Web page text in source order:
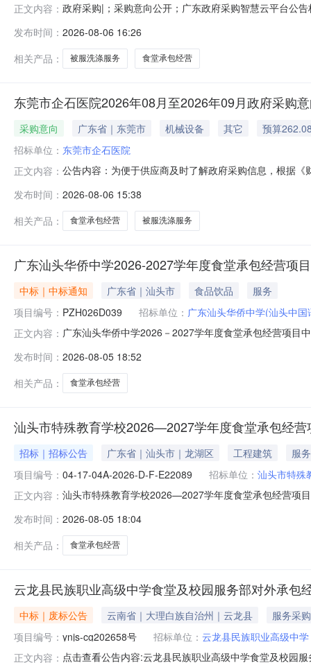
正文内容： 政府采购|；采购意向公开；广东政府采购智慧云平台公
定，现将本单位2026年08月至2026年09月采购意向公
发布时间： 2026-08-06 16:26
相关产品：
被服洗涤服务 食堂承包经营
东莞市企石医院2026年08月至2026年09月政府采购
采购意向 广东省｜东莞市 机械设备 其它
预算
招标单位： 东莞市企石医院
正文内容： 公告内容：为便于供应商及时了解政府采购信息，根据
标：承接食堂的承包经营业务需满足的要求：具备相关
功能或目
发布时间： 2026-08-06 15:38
相关产品：
食堂承包经营 被服洗涤服务
广东汕头华侨中学2026-2027学年度食堂承包经营项
中标｜中标通知 广东省｜汕头市 食品饮品
服务
项目编号： PZH026D039 招标单位： 广东汕头华侨中学(汕头中
正文内容： 广东汕头华侨中学2026－2027学年度食堂承包经营项目
作日的网上公示，在没有收到异议后确认第一中标候选
头华侨中学食堂早餐
发布时间： 2026-08-05 18:52
相关产品：
食堂承包经营
汕头市特殊教育学校2026—2027学年度食堂承包经营
招标｜招标公告 广东省｜汕头市｜龙湖区 工程建筑
服务
项目编号： 04-17-04A-2026-D-F-E22089 招标单位： 汕头市特殊
正文内容： 汕头市特殊教育学校2026—2027学年度食堂承包经营项
（详见第二部分用户需求书）。4.服务期限：经营期限1
发布时间： 2026-08-05 18:04
相关产品：
食堂承包经营
云龙县民族职业高级中学食堂及校园服务部对外承包
中标｜废标公告 云南省｜大理白族自治州｜云龙县
服务采购
项目编号： ynjs-cg202658号 招标单位： 云龙县民族职业高级中学
正文内容： 点击查看公告内容:云龙县民族职业高级中学食堂及校园